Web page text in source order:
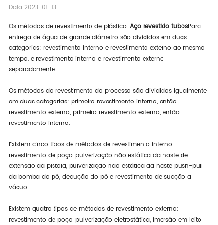
Data:2023-01-13
Os métodos de revestimento de plástico-Aço revestido tubosPara
entrega de água de grande diâmetro são divididos em duas
categorias: revestimento interno e revestimento externo ao mesmo
tempo, e revestimento interno e revestimento externo
separadamente.
Os métodos do revestimento do processo são divididos igualmente
em duas categorias: primeiro revestimento interno, então
revestimento externo; primeiro revestimento externo, então
revestimento interno.
Existem cinco tipos de métodos de revestimento interno:
revestimento de poço, pulverização não estática da haste de
extensão da pistola, pulverização não estática da haste push-pull
da bomba do pó, dedução do pó e revestimento de sucção a
vácuo.
Existem quatro tipos de métodos de revestimento externo:
revestimento de poço, pulverização eletrostática, imersão em leito